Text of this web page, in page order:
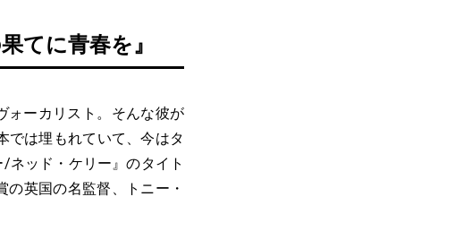
てに青春を』
ォーカリスト。そんな彼が
では埋もれていて、今はタ
ネッド・ケリー』のタイト
の英国の名監督、トニー・